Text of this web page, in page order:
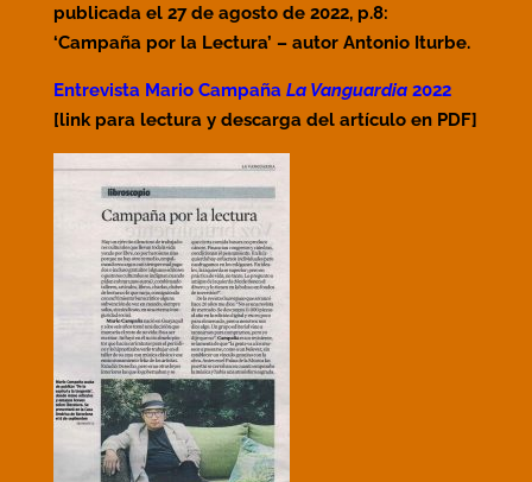
publicada el 27 de agosto de 2022, p.8:
‘Campaña por la Lectura’ – autor Antonio Iturbe.
Entrevista Mario Campaña La Vanguardia2022
[link para lectura y descarga del artículo en PDF]